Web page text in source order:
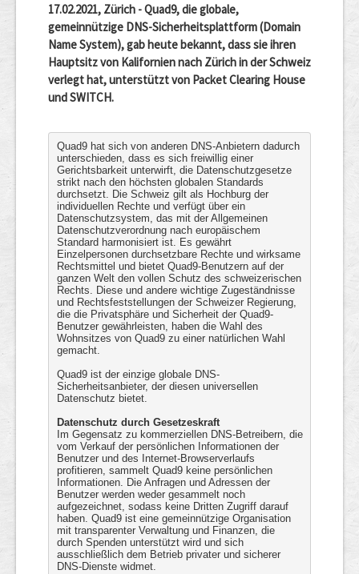
17.02.2021, Zürich - Quad9, die globale,
gemeinnützige DNS-Sicherheitsplattform (Domain
Name System), gab heute bekannt, dass sie ihren
Hauptsitz von Kalifornien nach Zürich in der Schweiz
verlegt hat, unterstützt von Packet Clearing House
und SWITCH.
Quad9 hat sich von anderen DNS-Anbietern dadurch
unterschieden, dass es sich freiwillig einer
Gerichtsbarkeit unterwirft, die Datenschutzgesetze
strikt nach den höchsten globalen Standards
durchsetzt. Die Schweiz gilt als Hochburg der
individuellen Rechte und verfügt über ein
Datenschutzsystem, das mit der Allgemeinen
Datenschutzverordnung nach europäischem
Standard harmonisiert ist. Es gewährt
Einzelpersonen durchsetzbare Rechte und wirksame
Rechtsmittel und bietet Quad9-Benutzern auf der
ganzen Welt den vollen Schutz des schweizerischen
Rechts. Diese und andere wichtige Zugeständnisse
und Rechtsfeststellungen der Schweizer Regierung,
die die Privatsphäre und Sicherheit der Quad9-
Benutzer gewährleisten, haben die Wahl des
Wohnsitzes von Quad9 zu einer natürlichen Wahl
gemacht.
Quad9 ist der einzige globale DNS-
Sicherheitsanbieter, der diesen universellen
Datenschutz bietet.
Datenschutz durch Gesetzeskraft
Im Gegensatz zu kommerziellen DNS-Betreibern, die
vom Verkauf der persönlichen Informationen der
Benutzer und des Internet-Browserverlaufs
profitieren, sammelt Quad9 keine persönlichen
Informationen. Die Anfragen und Adressen der
Benutzer werden weder gesammelt noch
aufgezeichnet, sodass keine Dritten Zugriff darauf
haben. Quad9 ist eine gemeinnützige Organisation
mit transparenter Verwaltung und Finanzen, die
durch Spenden unterstützt wird und sich
ausschließlich dem Betrieb privater und sicherer
DNS-Dienste widmet.